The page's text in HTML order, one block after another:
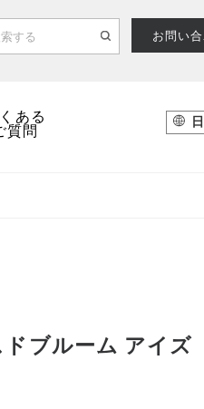
お問い
ある
質問
ドブルーム アイ